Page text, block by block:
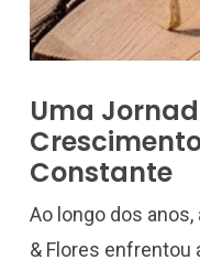
Uma
Constante
Ao longo dos
& Flores enfrentou